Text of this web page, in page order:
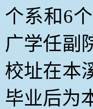
个系和6
广学任副
校址在本
毕业后为